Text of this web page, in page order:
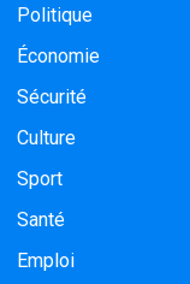
Politique
Économie
Sécurité
Culture
Sport
Santé
Emploi